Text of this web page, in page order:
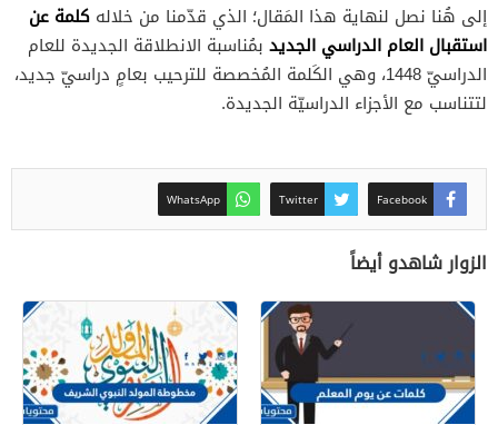
إلى هُنا نصل لنهاية هذا المَقال؛ الذي قدّمنا من خلاله كلمة عن
استقبال العام الدراسي الجديد بمُناسبة الانطلاقة الجديدة للعام
الدراسيّ 1448، وهي الكَلمة المُخصصة للترحيب بعامٍ دراسيّ جديد،
لتتناسب مع الأجزاء الدراسيّة الجديدة.
Facebook
Twitter
WhatsApp
الزوار شاهدو أيضاً